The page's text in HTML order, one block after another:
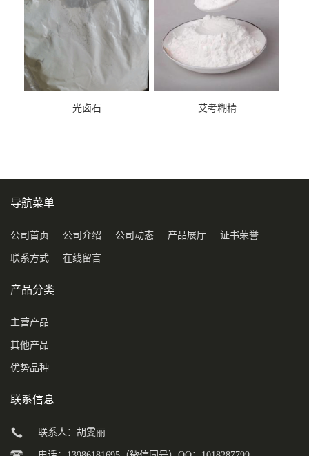
光卤石 艾考糊精
导航菜单
公司首页 公司介绍 公司动态 产品展厅 证书荣誉
联系方式 在线留言
产品分类
主营产品
其他产品
优势品种
联系信息
联系人：胡雯丽